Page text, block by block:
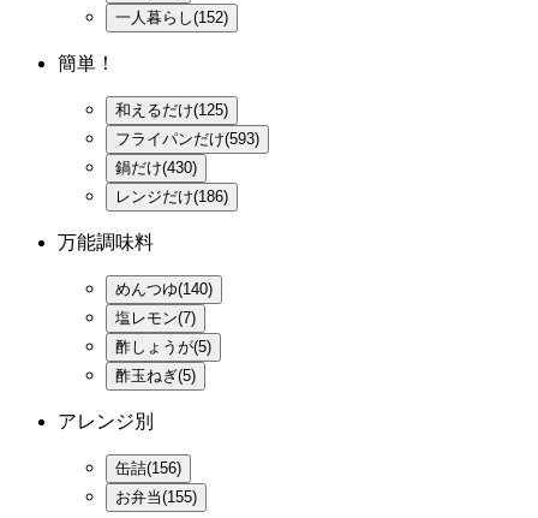
一人暮らし(152)
簡単！
和えるだけ(125)
フライパンだけ(593)
鍋だけ(430)
レンジだけ(186)
万能調味料
めんつゆ(140)
塩レモン(7)
酢しょうが(5)
酢玉ねぎ(5)
アレンジ別
缶詰(156)
お弁当(155)